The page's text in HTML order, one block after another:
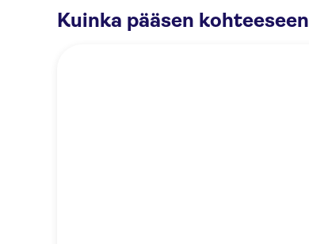
Kuinka pääsen kohteeseen